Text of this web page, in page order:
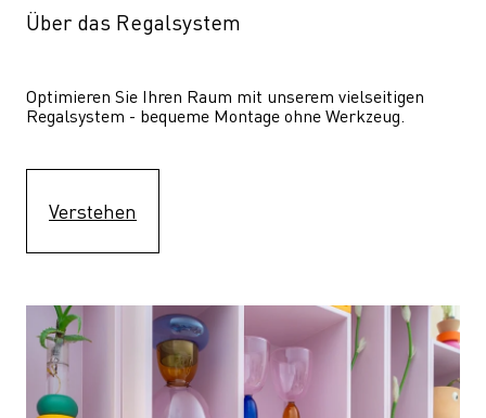
Über das Regalsystem
Optimieren Sie Ihren Raum mit unserem vielseitigen
Regalsystem - bequeme Montage ohne Werkzeug.
Verstehen